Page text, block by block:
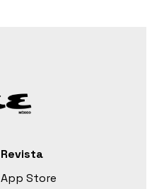
Revista
App Store